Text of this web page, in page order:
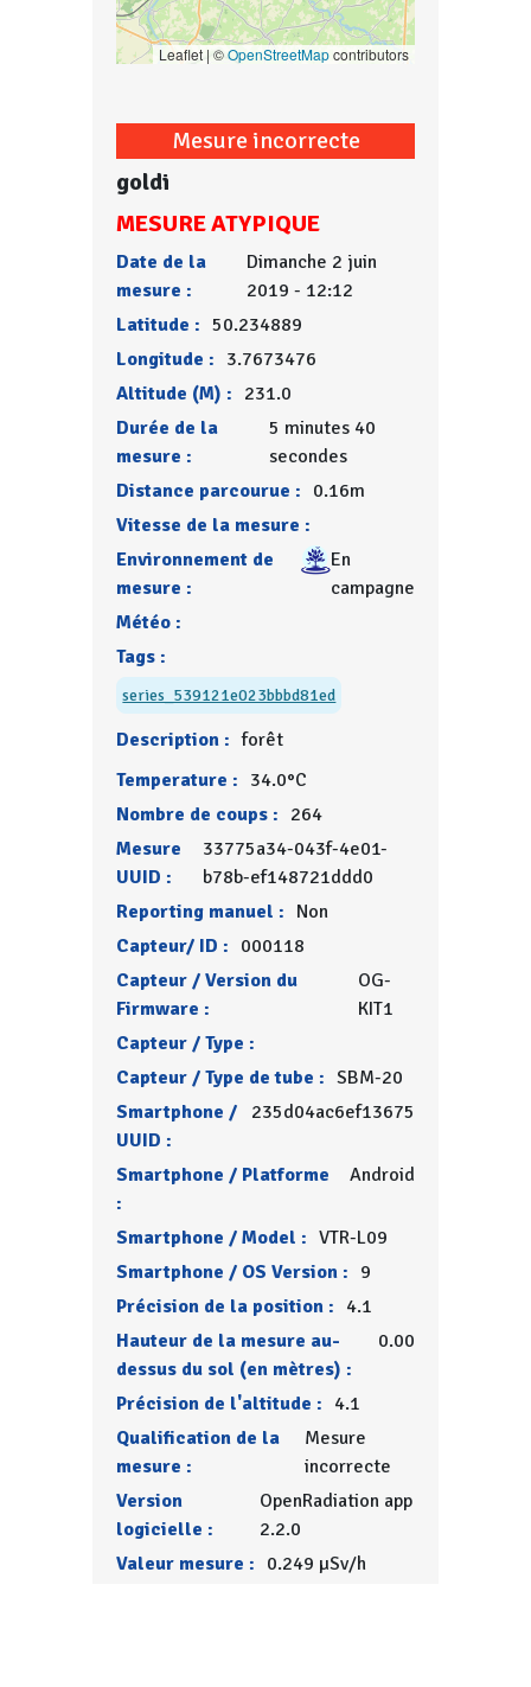
Leaflet | ©OpenStreetMapcontributors
Mesure incorrecte
goldi
MESURE ATYPIQUE
Date de la
mesure :
Dimanche 2 juin
2019 - 12:12
Latitude : 50.234889
Longitude : 3.7673476
Altitude (M) : 231.0
Durée de la
mesure :
5 minutes 40
secondes
Distance parcourue : 0.16m
Vitesse de la mesure :
Environnement de
mesure :
En
campagne
Météo :
Tags :
series_539121e023bbbd81ed
Description : forêt
Temperature : 34.0°C
Nombre de coups : 264
Mesure
UUID :
33775a34-043f-4e01-
b78b-ef148721ddd0
Reporting manuel : Non
Capteur/ ID : 000118
Capteur / Version du
Firmware :
OG-
KIT1
Capteur / Type :
Capteur / Type de tube : SBM-20
Smartphone /
UUID :
235d04ac6ef13675
Smartphone / Platforme
:
Android
Smartphone / Model : VTR-L09
Smartphone / OS Version : 9
Précision de la position : 4.1
Hauteur de la mesure au-
dessus du sol (en mètres) :
0.00
Précision de l'altitude : 4.1
Qualification de la
mesure :
Mesure
incorrecte
Version
logicielle :
OpenRadiation app
2.2.0
Valeur mesure : 0.249 µSv/h